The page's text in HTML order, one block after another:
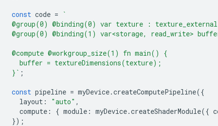
const code =
`
@group(0) @binding(0) var texture :
@group(0) @binding(1) var<storage, read_write>
@compute @workgroup_size(1) fn main() {
  buffer = textureDimensions(texture);
}` ;
const pipeline = myDevice.createComputePipeline({
layout : "auto" ,
compute : { module : myDevice.createShaderModule({
});